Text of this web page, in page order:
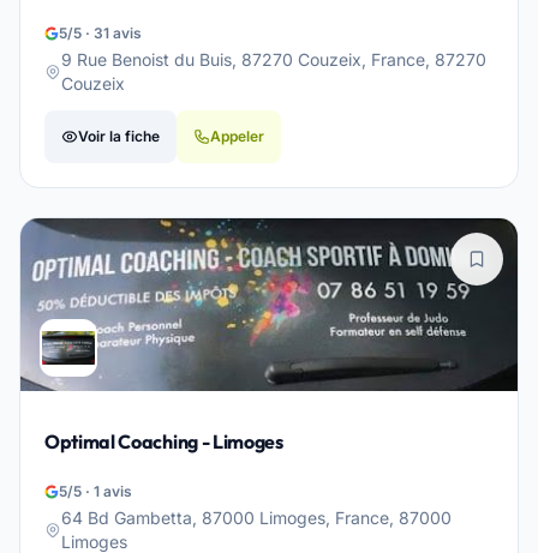
5/5 · 31 avis
9 Rue Benoist du Buis, 87270 Couzeix, France, 87270
Couzeix
Voir la fiche Appeler
Optimal Coaching - Limoges
5/5 · 1 avis
64 Bd Gambetta, 87000 Limoges, France, 87000
Limoges